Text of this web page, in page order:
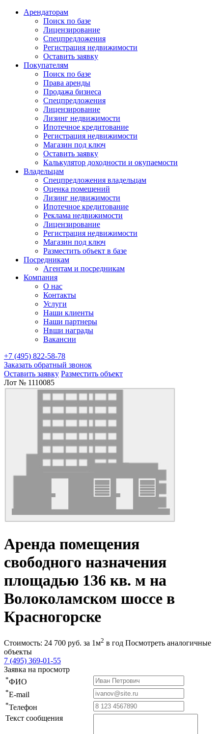
Арендаторам
Поиск по базе
Лицензирование
Спецпредложения
Регистрация недвижимости
Оставить заявку
Покупателям
Поиск по базе
Права аренды
Продажа бизнеса
Спецпредложения
Лицензирование
Лизинг недвижимости
Ипотечное кредитование
Регистрация недвижимости
Магазин под ключ
Оставить заявку
Калькулятор доходности и окупаемости
Владельцам
Спецпредложения владельцам
Оценка помещений
Лизинг недвижимости
Ипотечное кредитование
Реклама недвижимости
Лицензирование
Регистрация недвижимости
Магазин под ключ
Разместить объект в базе
Посредникам
Агентам и посредникам
Компания
О нас
Контакты
Услуги
Наши клиенты
Наши партнеры
Нвши награды
Вакансии
+7 (495) 822-58-78
Заказать обратный звонок
Оставить заявку Разместить объект
Лот № 1110085
Аренда помещения
свободного назначения
площадью 136 кв. м на
Волоколамском шоссе в
Красногорске
Стоимость: 24 700 руб. за 1м2 в год Посмотреть аналогичные
объекты
7 (495) 369-01-55
Заявка на просмотр
*ФИО
*E-mail
*Телефон
Текст сообщения